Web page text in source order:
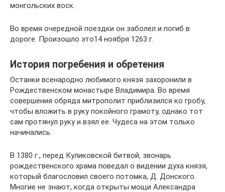
монгольских воск.
Во время очередной поездки он заболел и погиб в
дороге. Произошло это14 ноября 1263 г.
История погребения и обретения
Останки всенародно любимого князя захоронили в
Рождественском монастыре Владимира. Во время
совершения обряда митрополит приблизился ко гробу,
чтобы вложить в руку покойного грамоту, однако тот
сам протянул руку и взял ее. Чудеса на этом только
начинались.
В 1380 г., перед Куликовской битвой, звонарь
рождественского храма поведал о видении духа князя,
который благословил своего потомка, Д. Донского.
Многие не знают, когда открыты мощи Александра